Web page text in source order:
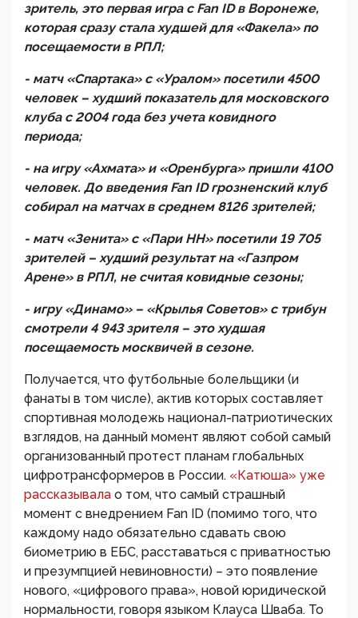
зритель, это первая игра с Fan IDв Воронеже,
которая сразу стала худшей для «Факела» по
посещаемости в РПЛ;
- матч «Спартака» с «Уралом» посетили 4500
человек – худший показатель для московского
клуба с 2004 года без учета ковидного
периода;
- на игру «Ахмата» и «Оренбурга» пришли 4100
человек. До введения Fan IDгрозненский клуб
собирал на матчах в среднем 8126 зрителей;
- матч «Зенита» с «Пари НН» посетили 19 705
зрителей – худший результат на «Газпром
Арене» в РПЛ, не считая ковидные сезоны;
- игру «Динамо» – «Крылья Советов» с трибун
смотрели 4 943 зрителя – это худшая
посещаемость москвичей в сезоне.
Получается, что футбольные болельщики (и
фанаты в том числе), актив которых составляет
спортивная молодежь национал-патриотических
взглядов, на данный момент являют собой самый
организованный протест планам глобальных
цифротрансформеров в России. «Катюша» уже
рассказывала о том, что самый страшный
момент с внедрением Fan ID (помимо того, что
каждому надо обязательно сдавать свою
биометрию в ЕБС, расставаться с приватностью
и презумпцией невиновности) – это появление
нового, «цифрового права», новой юридической
нормальности, говоря языком Клауса Шваба. То